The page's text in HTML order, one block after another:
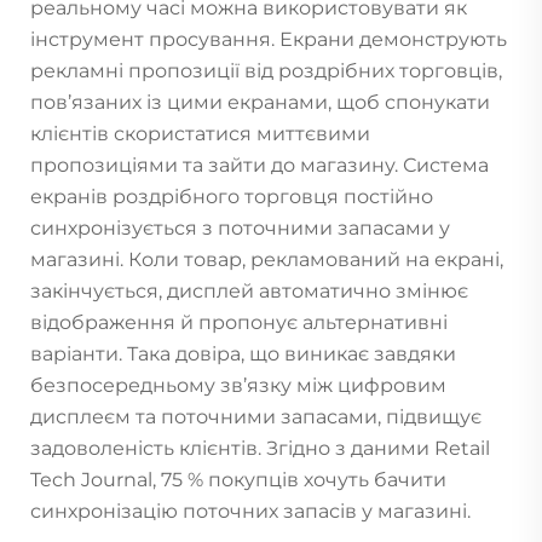
реальному часі можна використовувати як
інструмент просування. Екрани демонструють
рекламні пропозиції від роздрібних торговців,
пов’язаних із цими екранами, щоб спонукати
клієнтів скористатися миттєвими
пропозиціями та зайти до магазину. Система
екранів роздрібного торговця постійно
синхронізується з поточними запасами у
магазині. Коли товар, рекламований на екрані,
закінчується, дисплей автоматично змінює
відображення й пропонує альтернативні
варіанти. Така довіра, що виникає завдяки
безпосередньому зв’язку між цифровим
дисплеєм та поточними запасами, підвищує
задоволеність клієнтів. Згідно з даними Retail
Tech Journal, 75 % покупців хочуть бачити
синхронізацію поточних запасів у магазині.